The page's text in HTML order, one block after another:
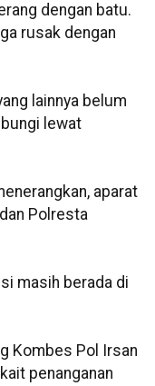
dengan batu.
rusak dengan
lainnya belum
lewat
aparat
Polresta
masih berada di
Kombes Pol Irsan
penanganan